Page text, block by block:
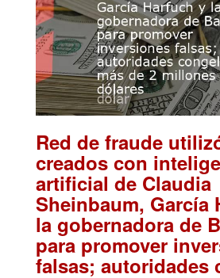
Red de fraude
creados con
artificial de Claudia
Sheinbaum, García
la gobernadora de
para promover
falsas; autoridades